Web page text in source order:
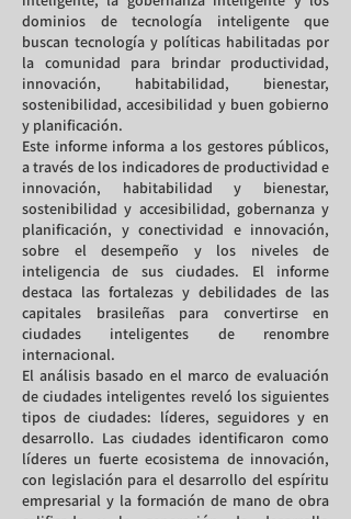
dominios de tecnología inteligente que
buscan tecnología y políticas habilitadas por
la comunidad para brindar productividad,
innovación, habitabilidad, bienestar,
sostenibilidad, accesibilidad y buen gobierno
y planificación.
Este informe informa a los gestores públicos,
a través de los indicadores de productividad e
innovación, habitabilidad y bienestar,
sostenibilidad y accesibilidad, gobernanza y
planificación, y conectividad e innovación,
sobre el desempeño y los niveles de
inteligencia de sus ciudades. El informe
destaca las fortalezas y debilidades de las
capitales brasileñas para convertirse en
ciudades inteligentes de renombre
internacional.
El análisis basado en el marco de evaluación
de ciudades inteligentes reveló los siguientes
tipos de ciudades: líderes, seguidores y en
desarrollo. Las ciudades identificaron como
líderes un fuerte ecosistema de innovación,
con legislación para el desarrollo del espíritu
empresarial y la formación de mano de obra